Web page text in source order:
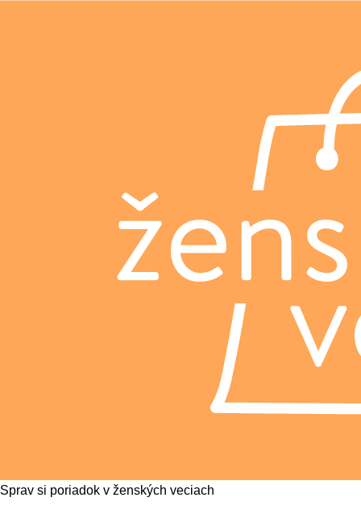
Sprav si poriadok v ženských veciach